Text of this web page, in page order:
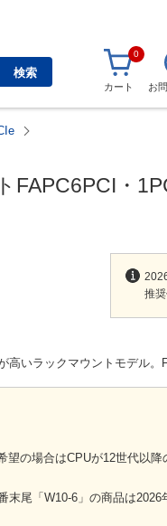
検索
0
カート お
FAPC6PCI・
推
いラックマウントモデル。
の場合はCPUが12世代以
末尾「W10-6」の商品は